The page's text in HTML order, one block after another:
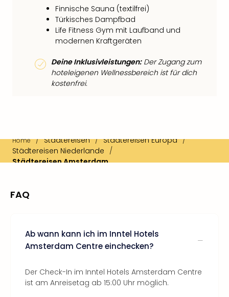
Finnische Sauna (textilfrei)
Türkisches Dampfbad
Life Fitness Gym mit Laufband und
modernen Kraftgeräten
Deine Inklusivleistungen:Der Zugang zum
hoteleigenen Wellnessbereich ist für dich
kostenfrei.
Home / Städtereisen / Städtereisen Europa /
Städtereisen Niederlande /
Städtereisen Amsterdam
FAQ
Ab wann kann ich im Inntel Hotels
Amsterdam Centre einchecken?
Der Check-In im Inntel Hotels Amsterdam Centre
ist am Anreisetag ab 15:00 Uhr möglich.